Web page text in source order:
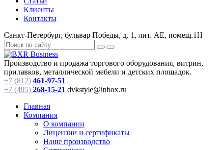
Клиенты
Контакты
Санкт-Петербург, бульвар Победы, д. 1, лит. АЕ, помещ.1Н
Производство и продажа торгового оборудования, витрин,
прилавков, металлической мебели и детских площадок.
+7 (812) 461-97-51
+7 (495) 268-15-21 dvkstyle@inbox.ru
Главная
Компания
О компании
Лицензии и сертификаты
Наше производство